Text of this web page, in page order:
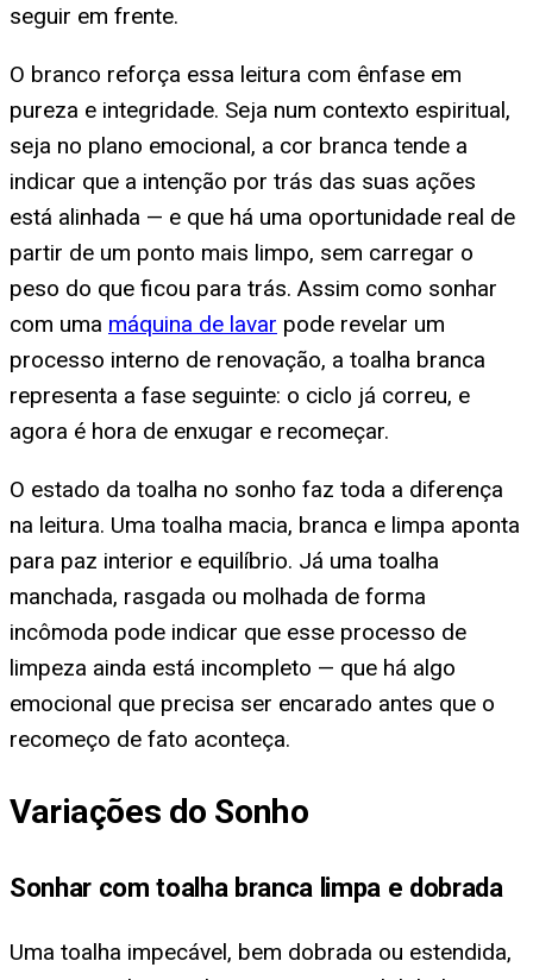
seguir em frente.
O branco reforça essa leitura com ênfase em
pureza e integridade. Seja num contexto espiritual,
seja no plano emocional, a cor branca tende a
indicar que a intenção por trás das suas ações
está alinhada — e que há uma oportunidade real de
partir de um ponto mais limpo, sem carregar o
peso do que ficou para trás. Assim como sonhar
com uma máquina de lavar pode revelar um
processo interno de renovação, a toalha branca
representa a fase seguinte: o ciclo já correu, e
agora é hora de enxugar e recomeçar.
O estado da toalha no sonho faz toda a diferença
na leitura. Uma toalha macia, branca e limpa aponta
para paz interior e equilíbrio. Já uma toalha
manchada, rasgada ou molhada de forma
incômoda pode indicar que esse processo de
limpeza ainda está incompleto — que há algo
emocional que precisa ser encarado antes que o
recomeço de fato aconteça.
Variações do Sonho
Sonhar com toalha branca limpa e dobrada
Uma toalha impecável, bem dobrada ou estendida,